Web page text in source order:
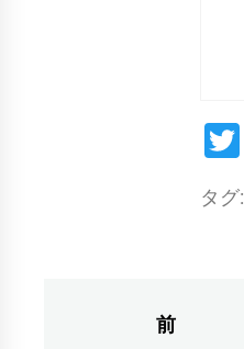
タグ:
投
前